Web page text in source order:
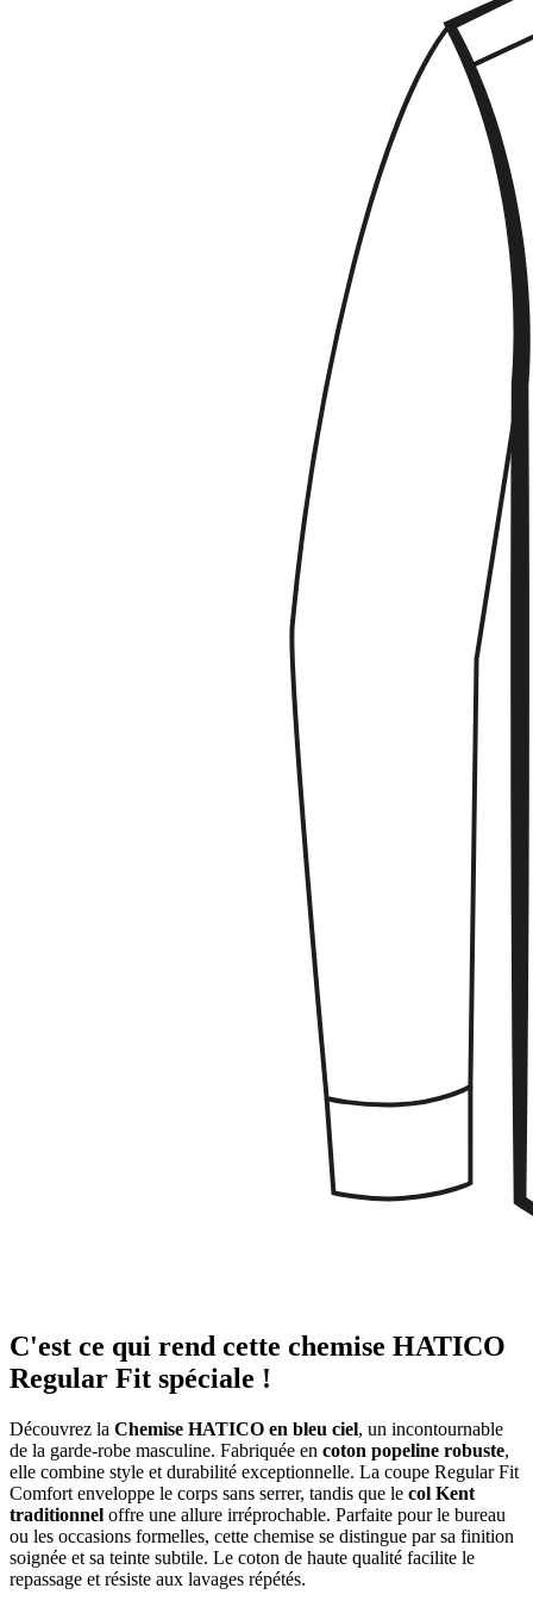
C'est ce qui rend cette chemise HATICO
Regular Fit spéciale !
Découvrez la Chemise HATICO en bleu ciel, un incontournable
de la garde-robe masculine. Fabriquée en coton popeline robuste,
elle combine style et durabilité exceptionnelle. La coupe Regular Fit
Comfort enveloppe le corps sans serrer, tandis que le col Kent
traditionnel offre une allure irréprochable. Parfaite pour le bureau
ou les occasions formelles, cette chemise se distingue par sa finition
soignée et sa teinte subtile. Le coton de haute qualité facilite le
repassage et résiste aux lavages répétés.